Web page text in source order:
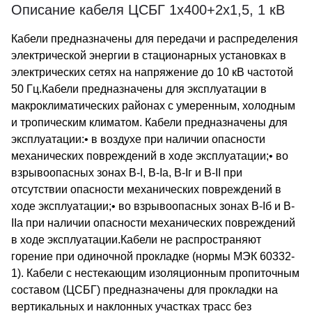
Описание кабеля ЦСБГ 1х400+2х1,5, 1 кВ
Кабели предназначены для передачи и распределения
электрической энергии в стационарных установках в
электрических сетях на напряжение до 10 кВ частотой
50 Гц.Кабели предназначены для эксплуатации в
макроклиматических районах с умеренным, холодным
и тропическим климатом. Кабели предназначены для
эксплуатации:• в воздухе при наличии опасности
механических повреждений в ходе эксплуатации;• во
взрывоопасных зонах В-I, В-Iа, В-Iг и В-II при
отсутствии опасности механических повреждений в
ходе эксплуатации;• во взрывоопасных зонах В-Iб и В-
IIа при наличии опасности механических повреждений
в ходе эксплуатации.Кабели не распространяют
горение при одиночной прокладке (нормы МЭК 60332-
1). Кабели с нестекающим изоляционным пропиточным
составом (ЦСБГ) предназначены для прокладки на
вертикальных и наклонных участках трасс без